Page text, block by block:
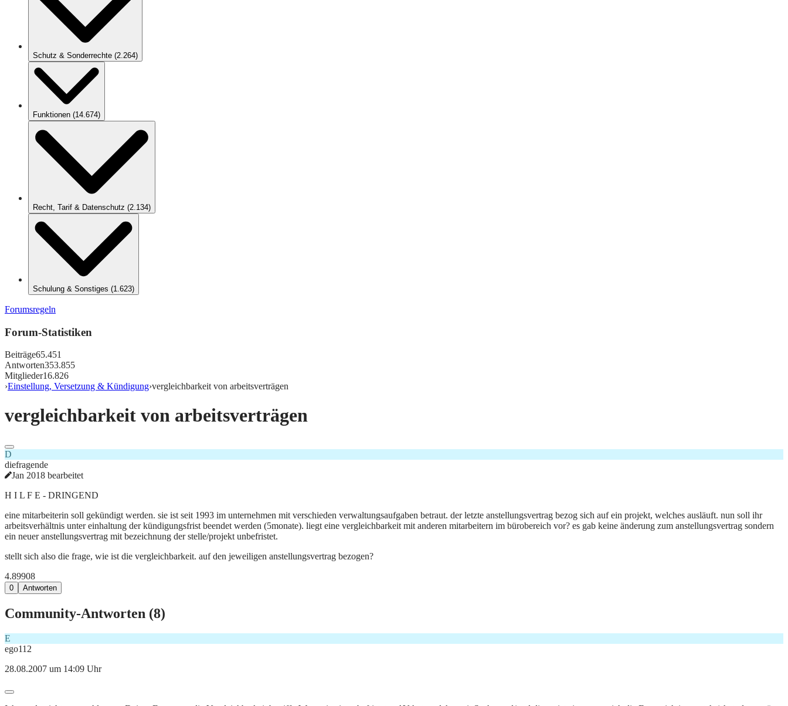
Schutz & Sonderrechte (2.264)
Funktionen (14.674)
Recht, Tarif & Datenschutz (2.134)
Schulung & Sonstiges (1.623)
Forumsregeln
Forum-Statistiken
Beiträge65.451
Antworten353.855
Mitglieder16.826
›Einstellung, Versetzung & Kündigung›vergleichbarkeit von arbeitsverträgen
vergleichbarkeit von arbeitsverträgen
D
diefragende
Jan 2018 bearbeitet
H I L F E - DRINGEND
eine mitarbeiterin soll gekündigt werden. sie ist seit 1993 im unternehmen mit verschieden verwaltungsaufgaben betraut. der letzte anstellungsvertrag bezog sich auf ein projekt, welches ausläuft. nun soll ihr
arbeitsverhältnis unter einhaltung der kündigungsfrist beendet werden (5monate). liegt eine vergleichbarkeit mit anderen mitarbeitern im bürobereich vor? es gab keine änderung zum anstellungsvertrag sondern
ein neuer anstellungsvertrag mit bezeichnung der stelle/projekt unbefristet.
stellt sich also die frage, wie ist die vergleichbarkeit. auf den jeweiligen anstellungsvertrag bezogen?
4.89908
0 Antworten
Community-Antworten (8)
E
ego112
28.08.2007 um 14:09 Uhr